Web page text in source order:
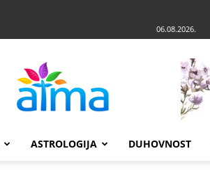
06.08.2026.
ASTROLOGIJA DUHOVNOST